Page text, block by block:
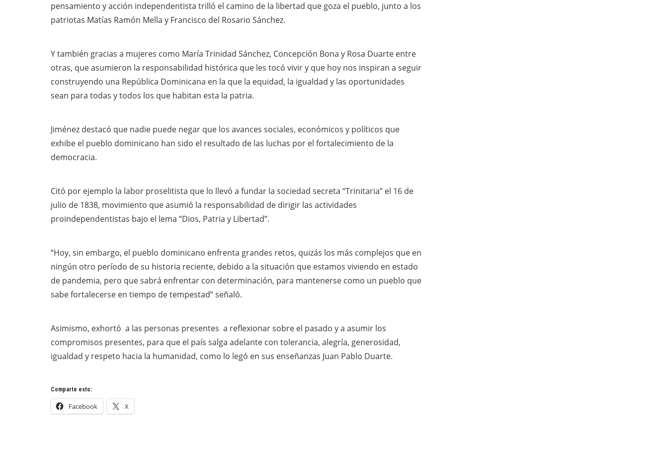
pensamiento y acción independentista trilló el camino de la libertad que goza el pueblo, junto a los
patriotas Matías Ramón Mella y Francisco del Rosario Sánchez.
Y también gracias a mujeres como María Trinidad Sánchez, Concepción Bona y Rosa Duarte entre
otras, que asumieron la responsabilidad histórica que les tocó vivir y que hoy nos inspiran a seguir
construyendo una República Dominicana en la que la equidad, la igualdad y las oportunidades
sean para todas y todos los que habitan esta la patria.
Jiménez destacó que nadie puede negar que los avances sociales, económicos y políticos que
exhibe el pueblo dominicano han sido el resultado de las luchas por el fortalecimiento de la
democracia.
Citó por ejemplo la labor proselitista que lo llevó a fundar la sociedad secreta “Trinitaria” el 16 de
julio de 1838, movimiento que asumió la responsabilidad de dirigir las actividades
proindependentistas bajo el lema “Dios, Patria y Libertad”.
“Hoy, sin embargo, el pueblo dominicano enfrenta grandes retos, quizás los más complejos que en
ningún otro período de su historia reciente, debido a la situación que estamos viviendo en estado
de pandemia, pero que sabrá enfrentar con determinación, para mantenerse como un pueblo que
sabe fortalecerse en tiempo de tempestad” señaló.
Asimismo, exhortó a las personas presentes a reflexionar sobre el pasado y a asumir los
compromisos presentes, para que el país salga adelante con tolerancia, alegría, generosidad,
igualdad y respeto hacia la humanidad, como lo legó en sus enseñanzas Juan Pablo Duarte.
Comparte esto:
Facebook X